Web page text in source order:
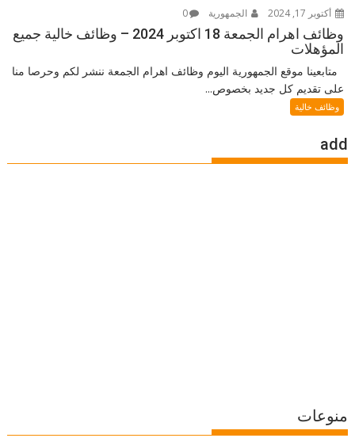
أكتوبر 17, 2024 الجمهورية 0
وظائف اهرام الجمعة 18 اكتوبر 2024 – وظائف خالية جميع
المؤهلات
متابعينا موقع الجمهورية اليوم وظائف اهرام الجمعة ننشر لكم وحرصا منا
على تقديم كل جديد بخصوص...
وظائف خالية
add
منوعات